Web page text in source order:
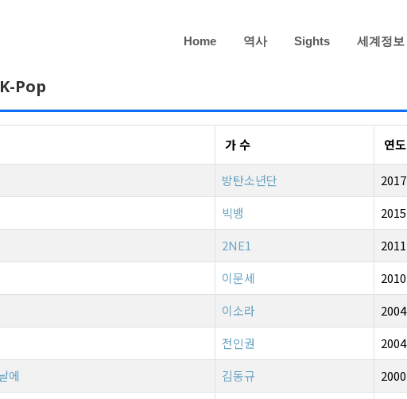
Home 역사 Sights 세계정보
Pop
가 수 연도
방탄소년단
2017
빅뱅
2015
2NE1
2011
이문세
2010
이소라
2004
전인권
2004
에
김동규
2000